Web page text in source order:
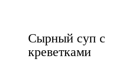
Сырный суп с
креветками